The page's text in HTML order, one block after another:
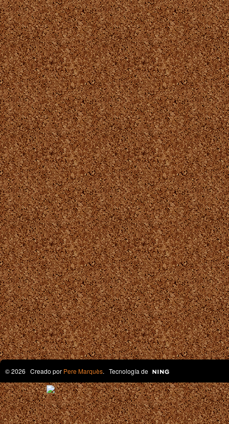
© 2026 Creado por Pere Marquès. Tecnología de